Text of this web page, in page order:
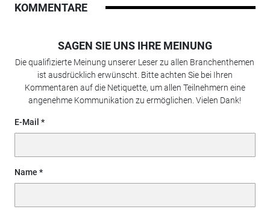
KOMMENTARE
SAGEN SIE UNS IHRE MEINUNG
Die qualifizierte Meinung unserer Leser zu allen Branchenthemen
ist ausdrücklich erwünscht. Bitte achten Sie bei Ihren
Kommentaren auf die Netiquette, um allen Teilnehmern eine
angenehme Kommunikation zu ermöglichen. Vielen Dank!
E-Mail
Name